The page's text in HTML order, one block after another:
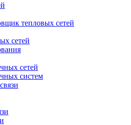
тепловых сетей
сетей
сетей
систем